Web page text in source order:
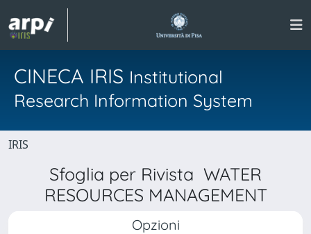
CINECA IRIS Institutional
Research Information System
IRIS
Sfoglia per Rivista WATER
RESOURCES MANAGEMENT
Opzioni